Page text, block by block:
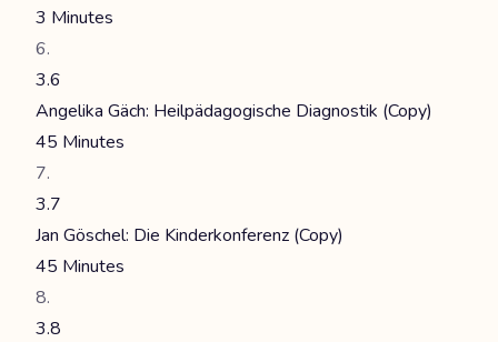
3 Minutes
3.6
Angelika Gäch: Heilpädagogische Diagnostik (Copy)
45 Minutes
3.7
Jan Göschel: Die Kinderkonferenz (Copy)
45 Minutes
3.8